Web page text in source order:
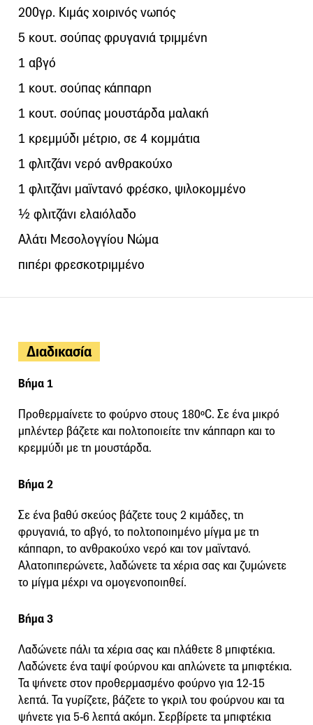
200γρ. Κιμάς χοιρινός νωπός
5 κουτ. σούπας φρυγανιά τριμμένη
1 αβγό
1 κουτ. σούπας κάππαρη
1 κουτ. σούπας μουστάρδα μαλακή
1 κρεμμύδι μέτριο, σε 4 κομμάτια
1 φλιτζάνι νερό ανθρακούχο
1 φλιτζάνι μαϊντανό φρέσκο, ψιλοκομμένο
½ φλιτζάνι ελαιόλαδο
Αλάτι Μεσολογγίου Νώμα
πιπέρι φρεσκοτριμμένο
Διαδικασία
Βήμα 1
Προθερμαίνετε το φούρνο στους 180ºC. Σε ένα μικρό
μπλέντερ βάζετε και πολτοποιείτε την κάππαρη και το
κρεμμύδι με τη μουστάρδα.
Βήμα 2
Σε ένα βαθύ σκεύος βάζετε τους 2 κιμάδες, τη
φρυγανιά, το αβγό, το πολτοποιημένο μίγμα με τη
κάππαρη, το ανθρακούχο νερό και τον μαϊντανό.
Αλατοπιπερώνετε, λαδώνετε τα χέρια σας και ζυμώνετε
το μίγμα μέχρι να ομογενοποιηθεί.
Βήμα 3
Λαδώνετε πάλι τα χέρια σας και πλάθετε 8 μπιφτέκια.
Λαδώνετε ένα ταψί φούρνου και απλώνετε τα μπιφτέκια.
Τα ψήνετε στον προθερμασμένο φούρνο για 12-15
λεπτά. Τα γυρίζετε, βάζετε το γκριλ του φούρνου και τα
ψήνετε για 5-6 λεπτά ακόμη. Σερβίρετε τα μπιφτέκια